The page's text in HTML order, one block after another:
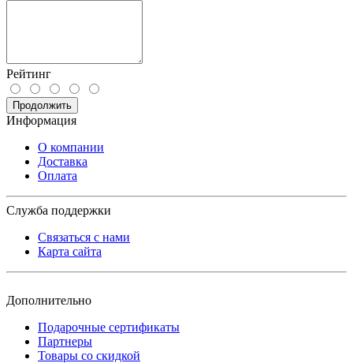
Рейтинг
Продолжить
Информация
О компании
Доставка
Оплата
Служба поддержки
Связаться с нами
Карта сайта
Дополнительно
Подарочные сертификаты
Партнеры
Товары со скидкой